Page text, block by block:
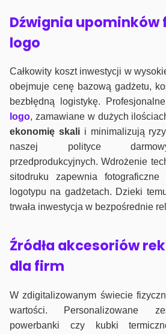
Dźwignia upominków
logo
Całkowity koszt inwestycji w
obejmuje cenę bazową gadżetu,
bezbłędną logistykę. Profesjonalne
logo, zamawiane w dużych
ekonomię skalii minimalizują
naszej polityce
przedprodukcyjnych. Wdrożenie
sitodruku zapewnia fotograficzne
logotypu na gadżetach. Dzieki
trwała inwestycja w bezpośrednie
Źródła akcesoriów
dla firm
W zdigitalizowanym świecie
wartości. Personalizowane
powerbanki czy kubki